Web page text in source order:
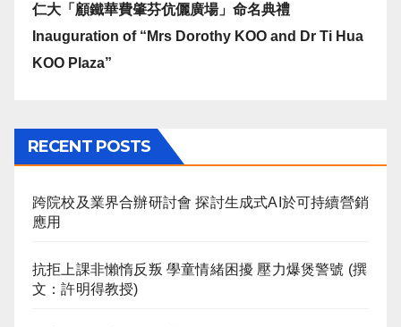
仁大「顧鐵華費肇芬伉儷廣場」命名典禮
Inauguration of “Mrs Dorothy KOO and Dr Ti Hua
KOO Plaza”
RECENT POSTS
跨院校及業界合辦研討會 探討生成式AI於可持續營銷
應用
抗拒上課非懶惰反叛 學童情緒困擾 壓力爆煲警號 (撰
文：許明得教授)